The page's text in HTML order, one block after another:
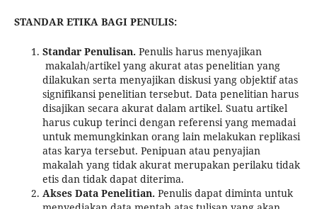
STANDAR ETIKA BAGI PENULIS:
Standar Penulisan. Penulis harus menyajikan
makalah/artikel yang akurat atas penelitian yang
dilakukan serta menyajikan diskusi yang objektif atas
signifikansi penelitian tersebut. Data penelitian harus
disajikan secara akurat dalam artikel. Suatu artikel
harus cukup terinci dengan referensi yang memadai
untuk memungkinkan orang lain melakukan replikasi
atas karya tersebut. Penipuan atau penyajian
makalah yang tidak akurat merupakan perilaku tidak
etis dan tidak dapat diterima.
Akses Data Penelitian. Penulis dapat diminta untuk